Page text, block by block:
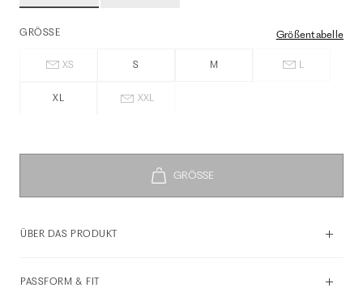
GRÖSSE Größentabelle
XS S M L
XL XXL
ÜBER DAS PRODUKT
PASSFORM & FIT